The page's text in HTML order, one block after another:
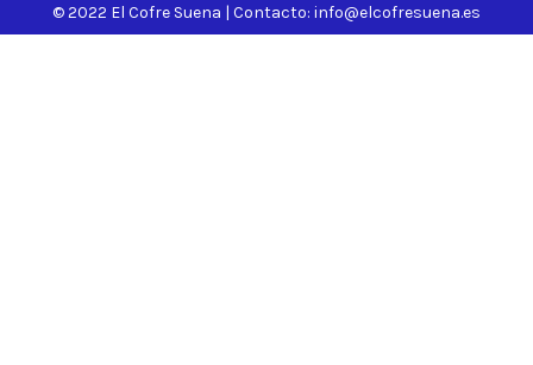
© 2022 El Cofre Suena | Contacto: info@elcofresuena.es